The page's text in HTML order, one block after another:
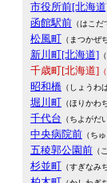
市役所前[北海
函館駅前 （はこだ
松風町 （まつかぜ
新川町[北海道]
千歳町[北海道]
昭和橋 （しょうわ
堀川町 （ほりかわ
千代台 （ちよがだ
中央病院前 （ち
五稜郭公園前 （
杉並町 （すぎなみ